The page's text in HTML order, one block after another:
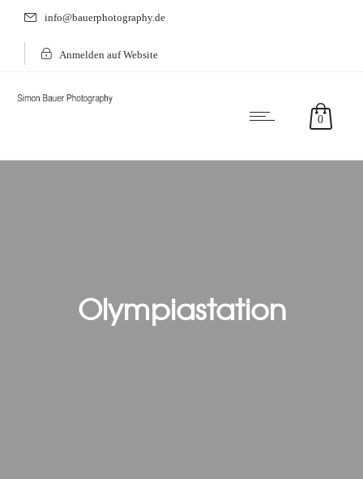
info@bauerphotography.de
Anmelden auf Website
0
Olympiastation